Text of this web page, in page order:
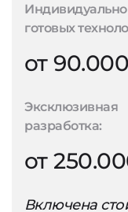
готовых
от
Эксклюзивная
разработка:
от
Включена